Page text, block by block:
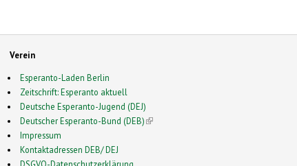
Verein
Esperanto-Laden Berlin
Zeitschrift: Esperanto aktuell
Deutsche Esperanto-Jugend (DEJ)
Deutscher Esperanto-Bund (DEB)(link is external)
Impressum
Kontaktadressen DEB/ DEJ